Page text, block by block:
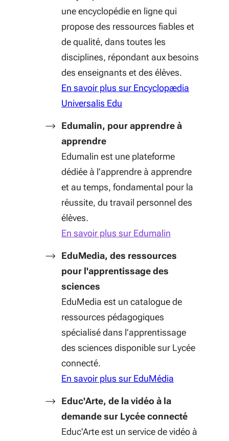
une encyclopédie en ligne qui
propose des ressources fiables et
de qualité, dans toutes les
disciplines, répondant aux besoins
des enseignants et des élèves.
En savoir plus sur Encyclopædia
Universalis Edu
Edumalin, pour apprendre à
apprendre
Edumalin est une plateforme
dédiée à l’apprendre à apprendre
et au temps, fondamental pour la
réussite, du travail personnel des
élèves.
En savoir plus sur Edumalin
EduMedia, des ressources
pour l'apprentissage des
sciences
EduMedia est un catalogue de
ressources pédagogiques
spécialisé dans l’apprentissage
des sciences disponible sur Lycée
connecté.
En savoir plus sur EduMédia
Educ'Arte, de la vidéo à la
demande sur Lycée connecté
Educ'Arte est un service de vidéo à